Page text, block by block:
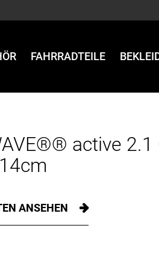
FAHRRADTEILE
active
14cm
ANSEHEN